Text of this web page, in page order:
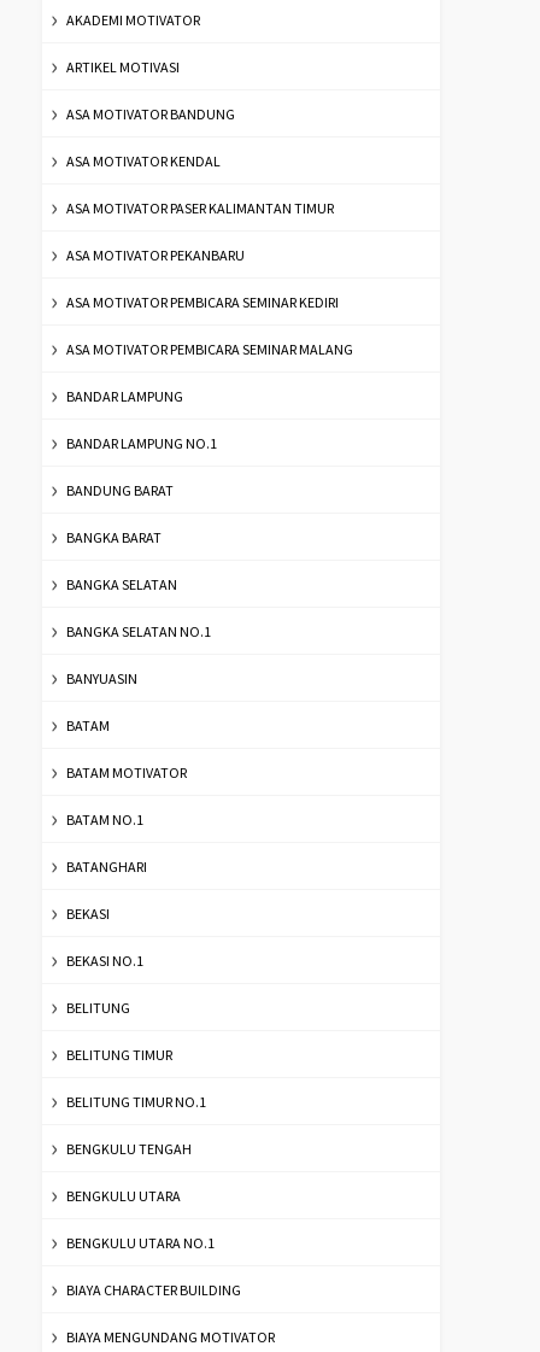
AKADEMI MOTIVATOR
ARTIKEL MOTIVASI
ASA MOTIVATOR BANDUNG
ASA MOTIVATOR KENDAL
ASA MOTIVATOR PASER KALIMANTAN TIMUR
ASA MOTIVATOR PEKANBARU
ASA MOTIVATOR PEMBICARA SEMINAR KEDIRI
ASA MOTIVATOR PEMBICARA SEMINAR MALANG
BANDAR LAMPUNG
BANDAR LAMPUNG NO.1
BANDUNG BARAT
BANGKA BARAT
BANGKA SELATAN
BANGKA SELATAN NO.1
BANYUASIN
BATAM
BATAM MOTIVATOR
BATAM NO.1
BATANGHARI
BEKASI
BEKASI NO.1
BELITUNG
BELITUNG TIMUR
BELITUNG TIMUR NO.1
BENGKULU TENGAH
BENGKULU UTARA
BENGKULU UTARA NO.1
BIAYA CHARACTER BUILDING
BIAYA MENGUNDANG MOTIVATOR